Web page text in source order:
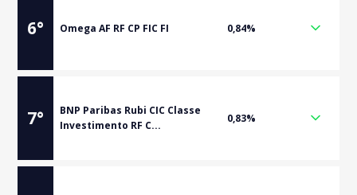
6° Omega AF RF CP FIC FI 0,84%
7°
BNP Paribas Rubi CIC Classe
Investimento RF C...
0,83%